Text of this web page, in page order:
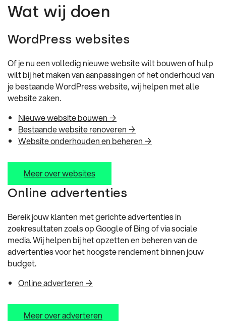
Wat wij doen
WordPress websites
Of je nu een volledig nieuwe website wilt bouwen of hulp
wilt bij het maken van aanpassingen of het onderhoud van
je bestaande WordPress website, wij helpen met alle
website zaken.
Nieuwe website bouwen →
Bestaande website renoveren →
Website onderhouden en beheren →
Meer over websites
Online advertenties
Bereik jouw klanten met gerichte advertenties in
zoekresultaten zoals op Google of Bing of via sociale
media. Wij helpen bij het opzetten en beheren van de
advertenties voor het hoogste rendement binnen jouw
budget.
Online adverteren →
Meer over adverteren